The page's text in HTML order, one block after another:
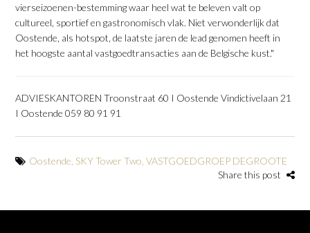
vierseizoenen-bestemming waar heel wat te beleven valt op
cultureel, sportief en gastronomisch vlak. Niet verwonderlijk dat
Oostende, als hotspot, de laatste jaren de lead genomen heeft in
het hoogste aantal vastgoedtransacties aan de Belgische kust."
ADVIESKANTOREN Troonstraat 60 I Oostende Vindictivelaan 21
I Oostende 059 80 91 91
Oostende SKY Tower Two ,VASTGOEDGROEP DEGROOTE
Share this post